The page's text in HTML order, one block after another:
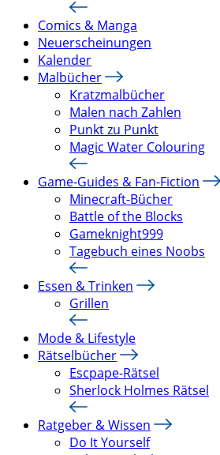
Comics & Manga
Neuerscheinungen
Kalender
Malbücher
Kratzmalbücher
Malen nach Zahlen
Punkt zu Punkt
Magic Water Colouring
Game-Guides & Fan-Fiction
Minecraft-Bücher
Battle of the Blocks
Gameknight999
Tagebuch eines Noobs
Essen & Trinken
Grillen
Mode & Lifestyle
Rätselbücher
Escpape-Rätsel
Sherlock Holmes Rätsel
Ratgeber & Wissen
Do It Yourself